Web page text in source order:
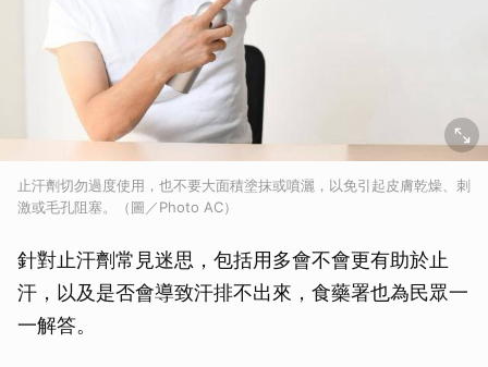
止汗劑切勿過度使用，也不要大面積塗抹或噴灑，以免引起皮膚乾燥、刺
激或毛孔阻塞。（圖／Photo AC）
針對止汗劑常見迷思，包括用多會不會更有助於止
汗，以及是否會導致汗排不出來，食藥署也為民眾一
一解答。